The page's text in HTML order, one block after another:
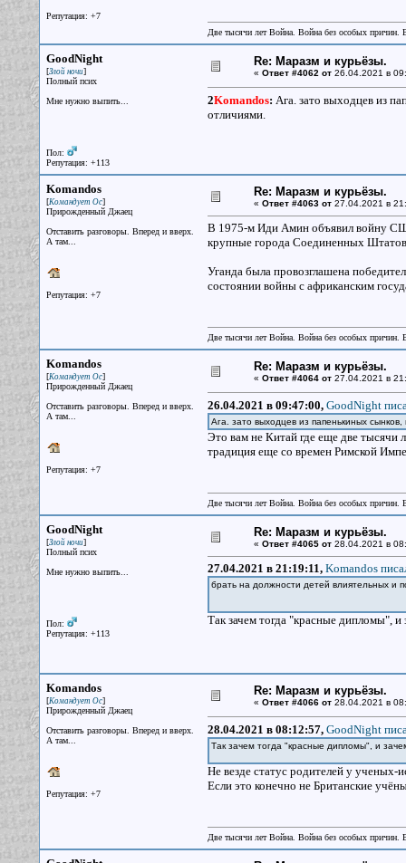
Репутация: +7
Две тысячи лет Война. Война без особых
GoodNight
[Злой ночи]
Полный псих
Мне нужно выпить...
Пол:
Репутация: +113
Re: Маразм и курьёзы.
« Ответ #4062 от26.04.2021 в
2Komandos: Ага. зато выходцев из
отличиями.
Komandos
[Командует Ос]
Прирожденный Джаец
Отставить разговоры. Вперед и вверх.
А там...
Репутация: +7
Re: Маразм и курьёзы.
« Ответ #4063 от27.04.2021 в
В 1975-м Иди Амин объявил войну
крупные города Соединенных
Уганда была провозглашена
состоянии войны с африканским
Две тысячи лет Война. Война без особых
Komandos
[Командует Ос]
Прирожденный Джаец
Отставить разговоры. Вперед и вверх.
А там...
Репутация: +7
Re: Маразм и курьёзы.
« Ответ #4064 от27.04.2021 в
26.04.2021 в 09:47:00, GoodNight
Ага. зато выходцев из папенькиных
Это вам не Китай где еще две тысячи
традиция еще со времен Римской
Две тысячи лет Война. Война без особых
GoodNight
[Злой ночи]
Полный псих
Мне нужно выпить...
Пол:
Репутация: +113
Re: Маразм и курьёзы.
« Ответ #4065 от28.04.2021 в
27.04.2021 в 21:19:11, Komandos
брать на должности детей влиятельных и
Так зачем тогда "красные дипломы",
Komandos
[Командует Ос]
Прирожденный Джаец
Отставить разговоры. Вперед и вверх.
А там...
Репутация: +7
Re: Маразм и курьёзы.
« Ответ #4066 от28.04.2021 в
28.04.2021 в 08:12:57, GoodNight
Так зачем тогда "красные дипломы", и
Не везде статус родителей у ученых-
Если это конечно не Британские
Две тысячи лет Война. Война без особых